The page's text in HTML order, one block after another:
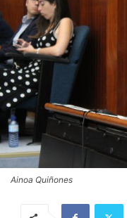
Ainoa Quiñones